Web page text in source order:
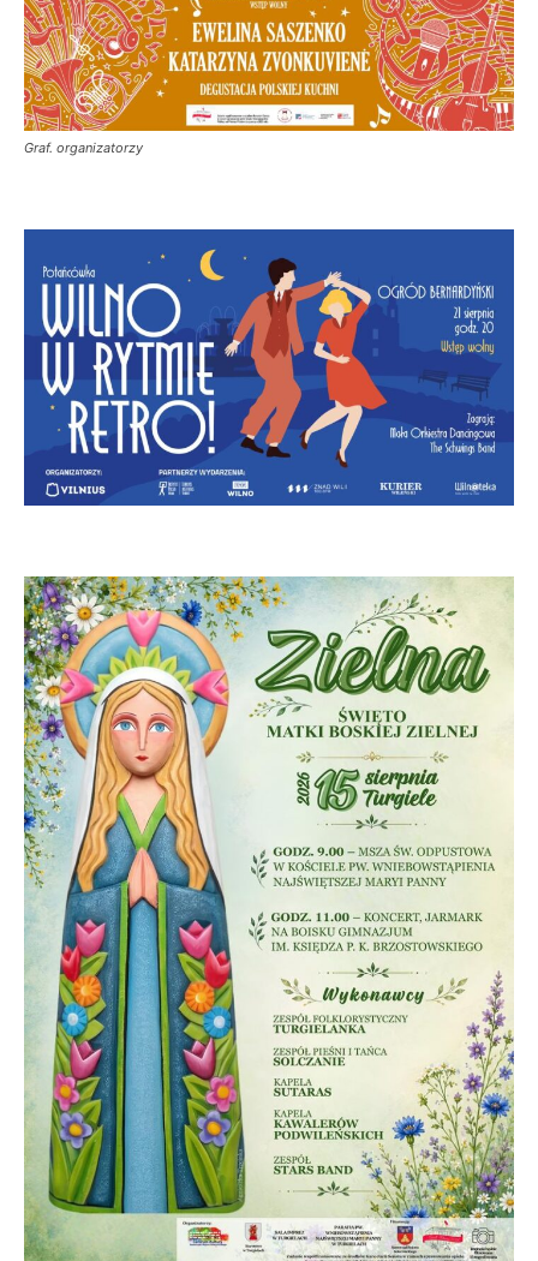
Graf. organizatorzy